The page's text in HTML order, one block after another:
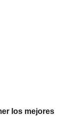
los mejores